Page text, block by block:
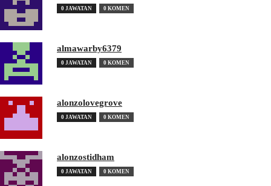
0 JAWATAN 0 KOMEN
almawarby6379
0 JAWATAN 0 KOMEN
alonzolovegrove
0 JAWATAN 0 KOMEN
alonzostidham
0 JAWATAN 0 KOMEN